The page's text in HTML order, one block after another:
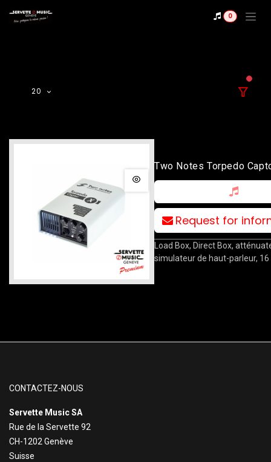
0
20
Two Notes Torpedo
Request for
Load Box, Direct Box,
simulateur de haut-parleur, 16
CONTACTEZ-NOUS
Servette Music SA
Rue de la Servette 92
CH-1202 Genève
Suisse